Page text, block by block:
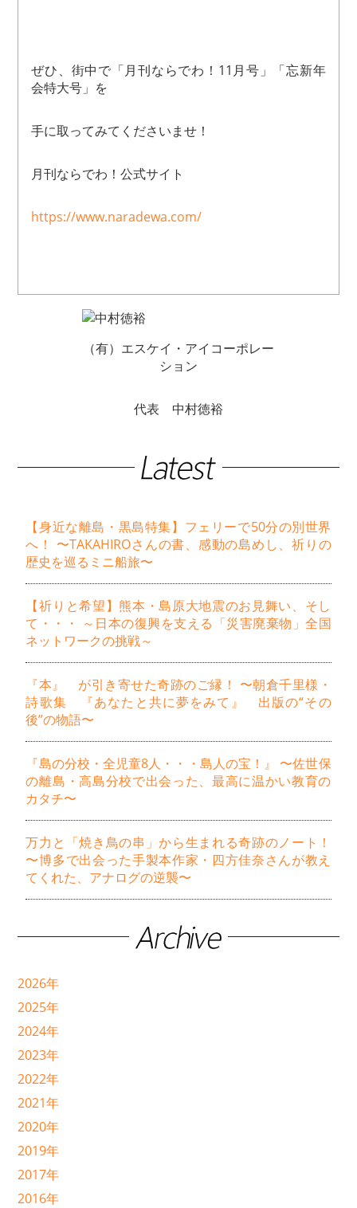
ぜひ、街中で「月刊ならでわ！11月号」「忘新年
会特大号」を
手に取ってみてくださいませ！
月刊ならでわ！公式サイト
https://www.naradewa.com/
（有）エスケイ・アイコーポレー
ション
代表 中村徳裕
【身近な離島・黒島特集】フェリーで50分の別世界
へ！ 〜TAKAHIROさんの書、感動の島めし、祈りの
歴史を巡るミニ船旅〜
【祈りと希望】熊本・島原大地震のお見舞い、そし
て・・・ ～日本の復興を支える「災害廃棄物」全国
ネットワークの挑戦～
『本』 が引き寄せた奇跡のご縁！ 〜朝倉千里様・
詩歌集 『あなたと共に夢をみて』 出版の“その
後”の物語〜
『島の分校・全児童8人・・・島人の宝！』 〜佐世保
の離島・高島分校で出会った、最高に温かい教育の
カタチ〜
万力と「焼き鳥の串」から生まれる奇跡のノート！
〜博多で出会った手製本作家・四方佳奈さんが教え
てくれた、アナログの逆襲〜
2026年
2025年
2024年
2023年
2022年
2021年
2020年
2019年
2017年
2016年